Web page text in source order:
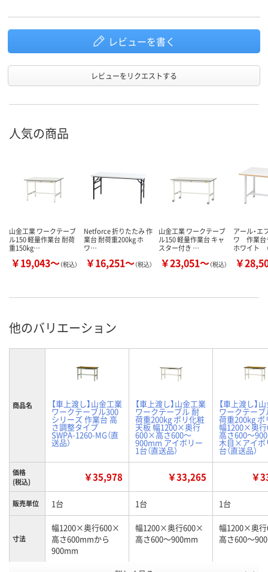
レビューを書く
レビューをリクエストする
人気の商品
山金工業 ワークテーブ
ル150 軽量作業台 耐荷
重150kg…
￥19,043～（税込）
Netforce 折りたたみ 作
業台 耐荷重200kg ホ
ワ…
￥16,251～（税込）
山金工業 ワークテーブ
ル150 軽量作業台 キャ
スター付き …
￥23,051～（税込）
アール・エ
ワ 作業
ホワイト
￥
他のバリエーション
商品名 【車上渡し】山金工業
ワークテーブル300
シリーズ 作業台 高
さ調整タイプ
SWPA-1260-MG（直
送品）
【車上渡し】山金工業
ワークテーブル 耐
荷重200kg ポリ化粧
天板 幅1200×奥行
600×高さ600～
900mm アイボリー
1台（直送品）
【車上渡し】
ワークテーブ
荷重200kg ポ
幅1200×奥
高さ600～
木目×アイボ
台（直送品）
価格
(税込)
￥35,978 ￥33,265 ￥
販売単位 1台 1台 1台
寸法
幅1200×奥行600×
高さ600mmから
900mm
幅1200×奥行600×
高さ600～900mm
幅1200×奥
高さ600～